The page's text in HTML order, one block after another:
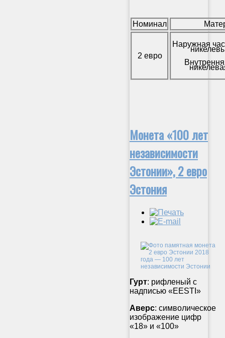
Номинал
2 евро
Наружная
Монета «100 лет
независимости
Эстонии», 2 евро
Эстония
Гурт: рифленый с
надписью «EESTI»
Аверс: символическое
изображение цифр
«18» и «100»